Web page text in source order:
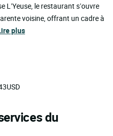
L’Yeuse, le restaurant s’ouvre
voisine, offrant un cadre à
plus
du